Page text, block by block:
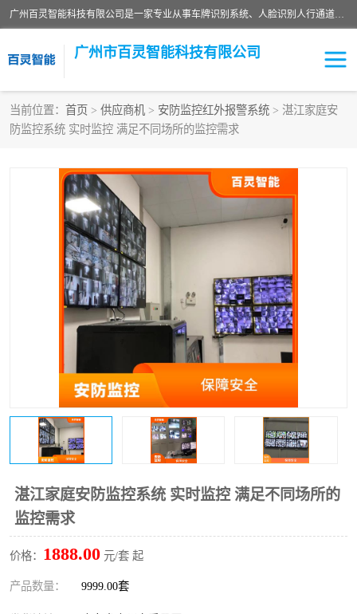
广州百灵智能科技有限公司是一家专业从事车牌识别系统、人脸识别人行通道、安防监控交通设施、停车场智能管理系统、停车场云平台、车牌识别一体机、自动道闸、通道设备、交通设施及交通划线等产品研发、生产和销售的高新技术企业。
广州市百灵智能科技有限公司
当前位置： 首页 > 供应商机 > 安防监控红外报警系统 > 湛江家庭安
防监控系统 实时监控 满足不同场所的监控需求
湛江家庭安防监控系统 实时监控 满足不同场所的
监控需求
价格： 1888.00 元/套 起
产品数量： 9999.00套
安防监控红外报警系统 车牌识别系统
人脸识别系统